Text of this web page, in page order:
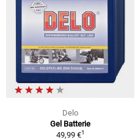
Delo
Gel Batterie
49,99 €1